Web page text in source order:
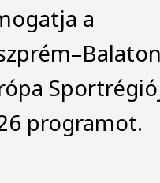
a
programot.